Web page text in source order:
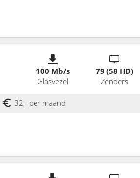
100 Mb/s
Glasvezel
79 (58 HD)
Zenders
32,- per maand